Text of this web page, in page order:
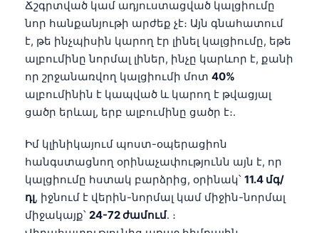
Ճշգրտված կամ ադյուստացված կալցիումը
նոր հանքանյութի արժեք չէ։ Այն գնահատում
է, թե ինչպիսին կարող էր լինել կալցիումը, եթե
ալբումինը նորմալ լիներ, ինչը կարևոր է, քանի
որ շրջանառվող կալցիումի մոտ 40%
ալբումինին է կապված և կարող է թվացյալ
ցածր երևալ, երբ ալբումինը ցածր է։.
Իմ կլինիկայում պոստ-օպերացիոն
հանգստացնող օրինաչափությունն այն է, որ
կալցիումը հստակ բարձրից, օրինակ՝ 11.4 մգ/
դլ, իջնում է վերին-նորմալ կամ միջին-նորմալ
միջակայք՝ 24-72 ժամում. ։